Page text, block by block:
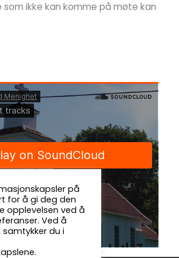
som ikke kan komme på møte kan
på
for å gi deg den
opplevelsen ved å
Ved å
samtykker du i